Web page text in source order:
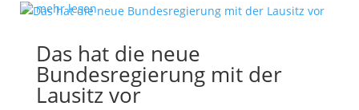
mehr lesen
Das hat die neue
Bundesregierung mit der
Lausitz vor